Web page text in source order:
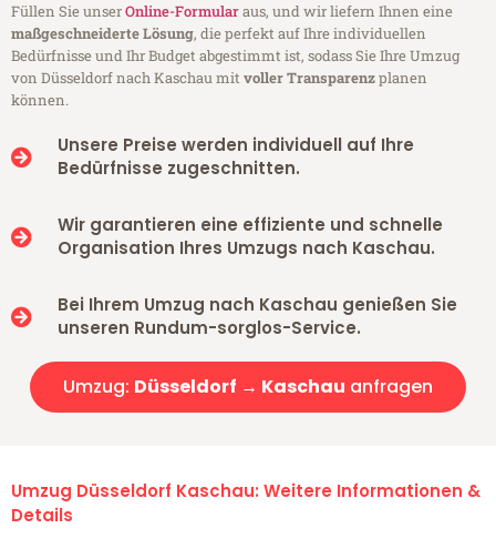
Füllen Sie unserOnline-Formularaus, und wir liefern Ihnen eine
maßgeschneiderte Lösung, die perfekt auf Ihre individuellen
Bedürfnisse und Ihr Budget abgestimmt ist, sodass Sie Ihre Umzug
von Düsseldorf nach Kaschau mitvoller Transparenzplanen
können.
Unsere Preise werden individuell auf Ihre
Bedürfnisse zugeschnitten.
Wir garantieren eine effiziente und schnelle
Organisation Ihres Umzugs nach Kaschau.
Bei Ihrem Umzug nach Kaschau genießen Sie
unseren Rundum-sorglos-Service.
Umzug: Düsseldorf → Kaschau anfragen
Umzug Düsseldorf Kaschau: Weitere Informationen &
Details